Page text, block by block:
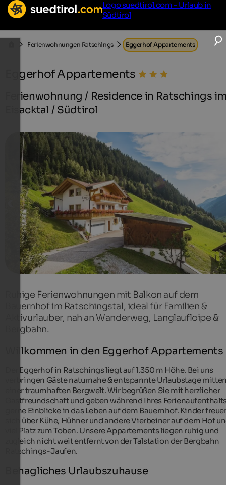
Logo suedtirol.com - Urlaub in
Südtirol
Ferienwohnungen Ratschings Eggerhof Appartements
Eggerhof Appartements
Ferienwohnung / Residence in Ratschings
Eisacktal / Südtirol
Ruhige Ferienwohnungen mit Balkon auf dem
Bauernhof im Ratschingstal, ideal für Familien &
Aktivurlauber, nah an Wanderweg, Langlaufloipe &
Bergbahn.
Willkommen in den Eggerhof Appartements
Der Eggerhof in Ratschings liegt auf 1.350 m Höhe. Bei uns
verbringen Gäste naturnahe & entspannte Urlaubstage
einer traumhaften Bergwelt. Wir begrüßen Sie mit herzlicher
Gastfreundschaft und geben während Ihres
gerne Einblicke in das Leben auf dem Bauernhof. Kinder
sich über Kühe, Hühner und andere Vierbeiner auf dem Hof
viel Platz zum Toben. Unsere Appartements liegen ruhig und
zugleich nicht weit entfernt von der Talstation der Bergbahn
Ratschings-Jaufen.
Behagliches Urlaubszuhause